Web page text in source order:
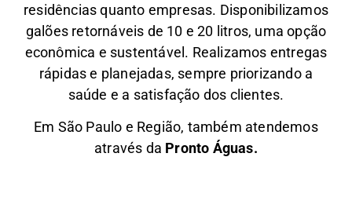
residências quanto empresas. Disponibilizamos
galões retornáveis de 10 e 20 litros, uma opção
econômica e sustentável. Realizamos entregas
rápidas e planejadas, sempre priorizando a
saúde e a satisfação dos clientes.
Em São Paulo e Região, também atendemos
através da Pronto Águas.